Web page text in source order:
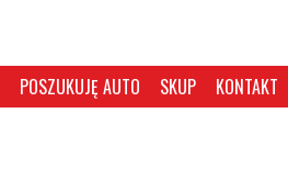
POSZUKUJĘ AUTO SKUP KONTAKT